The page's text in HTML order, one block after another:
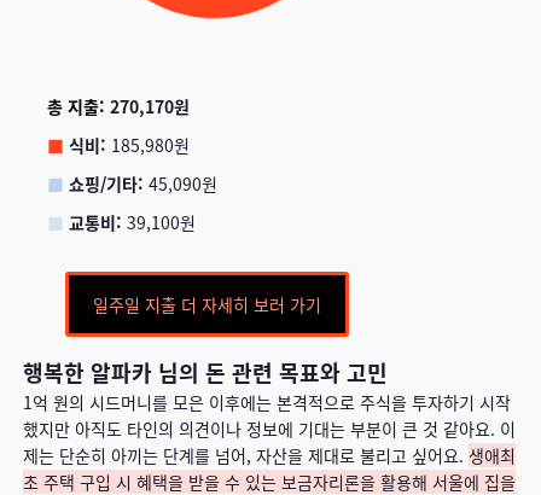
총 지출: 270,170원
■ 식비: 185,980원
■ 쇼핑/기타: 45,090원
■ 교통비: 39,100원
일주일 지출 더 자세히 보러 가기
행복한 알파카 님의 돈 관련 목표와 고민
1억 원의 시드머니를 모은 이후에는 본격적으로 주식을 투자하기 시작
했지만 아직도 타인의 의견이나 정보에 기대는 부분이 큰 것 같아요. 이
제는 단순히 아끼는 단계를 넘어, 자산을 제대로 불리고 싶어요. 생애최
초 주택 구입 시 혜택을 받을 수 있는 보금자리론을 활용해 서울에 집을